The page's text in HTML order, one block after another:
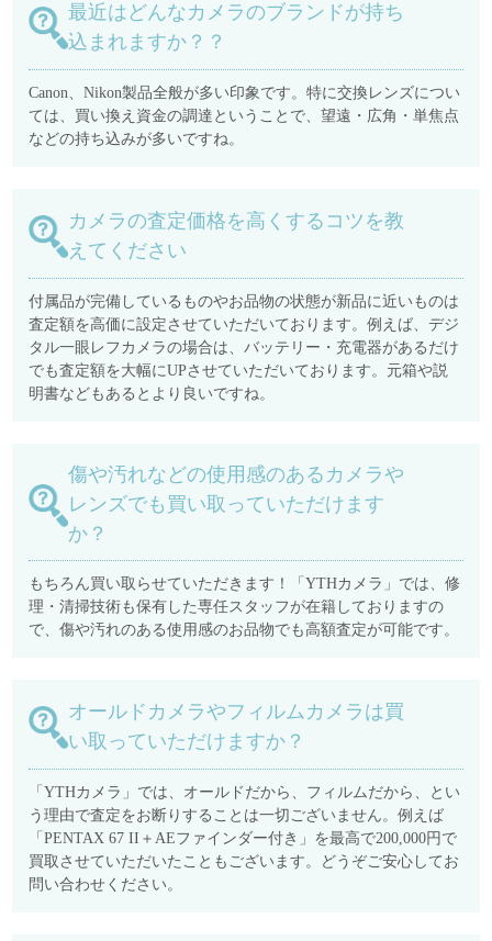
最近はどんなカメラのブランドが持ち
込まれますか？？
Canon、Nikon製品全般が多い印象です。特に交換レンズについ
ては、買い換え資金の調達ということで、望遠・広角・単焦点
などの持ち込みが多いですね。
カメラの査定価格を高くするコツを教
えてください
付属品が完備しているものやお品物の状態が新品に近いものは
査定額を高価に設定させていただいております。例えば、デジ
タル一眼レフカメラの場合は、バッテリー・充電器があるだけ
でも査定額を大幅にUPさせていただいております。元箱や説
明書などもあるとより良いですね。
傷や汚れなどの使用感のあるカメラや
レンズでも買い取っていただけます
か？
もちろん買い取らせていただきます！「YTHカメラ」では、修
理・清掃技術も保有した専任スタッフが在籍しておりますの
で、傷や汚れのある使用感のお品物でも高額査定が可能です。
オールドカメラやフィルムカメラは買
い取っていただけますか？
「YTHカメラ」では、オールドだから、フィルムだから、とい
う理由で査定をお断りすることは一切ございません。例えば
「PENTAX 67 II＋AEファインダー付き」を最高で200,000円で
買取させていただいたこともございます。どうぞご安心してお
問い合わせください。